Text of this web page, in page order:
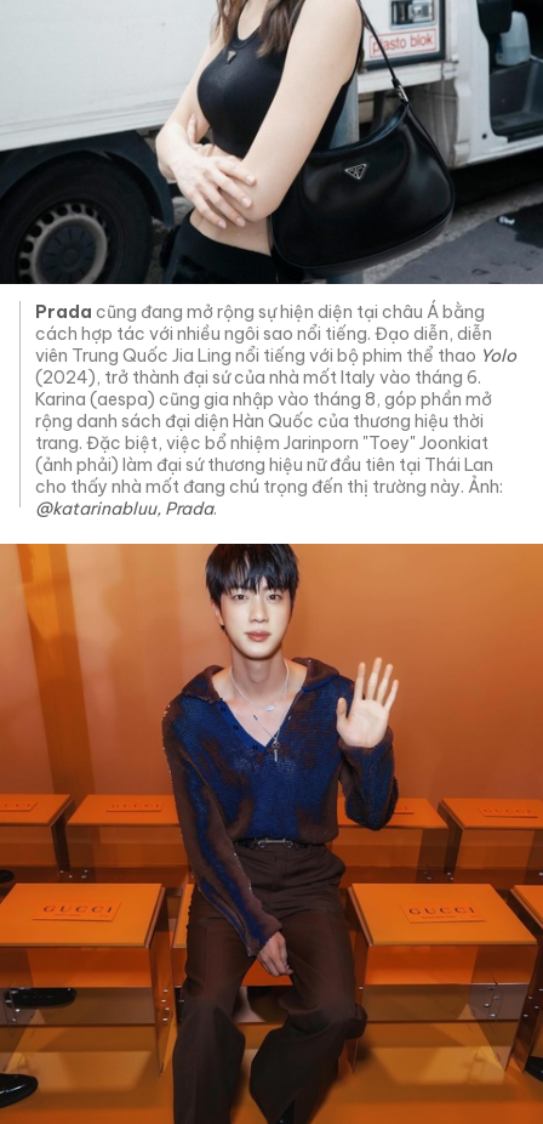
Prada cũng đang mở rộng sự hiện diện tại châu Á bằng
cách hợp tác với nhiều ngôi sao nổi tiếng. Đạo diễn, diễn
viên Trung Quốc Jia Ling nổi tiếng với bộ phim thể thao Yolo
(2024), trở thành đại sứ của nhà mốt Italy vào tháng 6.
Karina (aespa) cũng gia nhập vào tháng 8, góp phần mở
rộng danh sách đại diện Hàn Quốc của thương hiệu thời
trang. Đặc biệt, việc bổ nhiệm Jarinporn "Toey" Joonkiat
(ảnh phải) làm đại sứ thương hiệu nữ đầu tiên tại Thái Lan
cho thấy nhà mốt đang chú trọng đến thị trường này. Ảnh:
@katarinabluu, Prada.